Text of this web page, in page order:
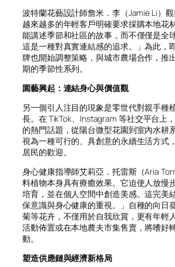
波特蘭花藝設計師詹米．李（Jamie Li）
越來越多的年輕客戶明確要求採購本地花
能講述季節和社區的故事，而不僅僅是全
這是一種對真實連結感的追求。」為此，
牌也開始調整策略，與城市農場合作，推
期的季節性系列。
園藝興起：連結身心與價值觀
另一個引人注目的現象是零世代對親手種
長。在 TikTok、Instagram 等社交平台上
的熱門話題，從陽台微型花園到室內水耕
視為一種可行的、具創意的永續生活方式
居民的歡迎。
身心健康指導師艾莉亞．托雷斯（Aria
料植物本身具有療癒效果。它迫使人放慢
培育，並在個人空間中創造美感。這完美
保意識與身心健康的重視。」自種的向日
菊等花卉，不僅用於自我欣賞，更有年輕
活動佈置或在本地農夫市集售賣，將嗜好
動。
塑造供應鏈與經濟新格局